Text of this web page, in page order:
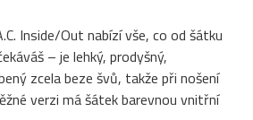
Inside/Out nabízí vše, co od šátku
– je lehký, prodyšný,
zcela beze švů, takže při nošení
verzi má šátek barevnou vnitřní